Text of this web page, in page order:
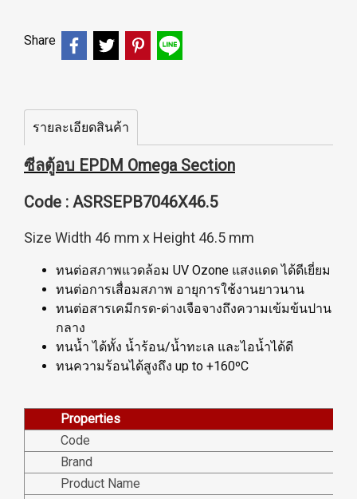
Share
รายละเอียดสินค้า
ซีลตู้อบ EPDM Omega Section
Code : ASRSEPB7046X46.5
Size Width 46 mm x Height 46.5 mm
ทนต่อสภาพแวดล้อม UV Ozone แสงแดด ได้ดีเยี่ยม
ทนต่อการเสื่อมสภาพ อายุการใช้งานยาวนาน
ทนต่อสารเคมีกรด-ด่างเจือจางถึงความเข้มข้นปาน
กลาง
ทนน้ำ ได้ทั้ง น้ำร้อน/น้ำทะเล และไอน้ำได้ดี
ทนความร้อนได้สูงถึง up to +160ºC
Properties
Code
Brand
Product Name